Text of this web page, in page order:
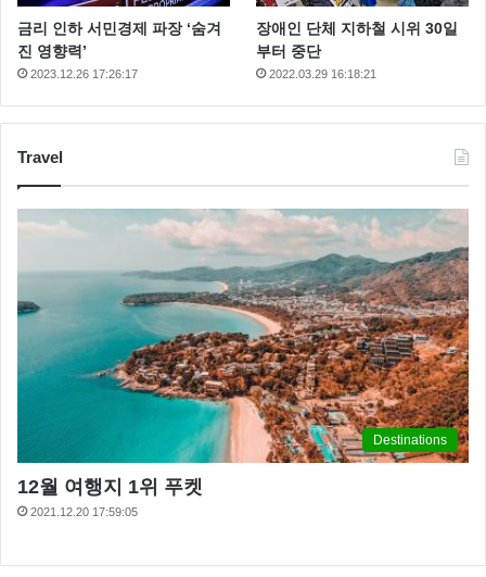
금리 인하 서민경제 파장 ‘숨겨
진 영향력’
2023.12.26 17:26:17
장애인 단체 지하철 시위 30일
부터 중단
2022.03.29 16:18:21
Travel
Destinations
12월 여행지 1위 푸켓
2021.12.20 17:59:05